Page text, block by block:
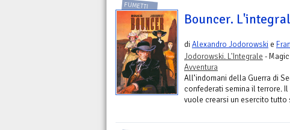
FUMETTI
Bouncer.
diAlexandro Jodorowski e
Jodorowski. L'Integrale -
Avventura
All’indomani della Guerra di
confederati semina il terrore.
vuole crearsi un esercito tutto